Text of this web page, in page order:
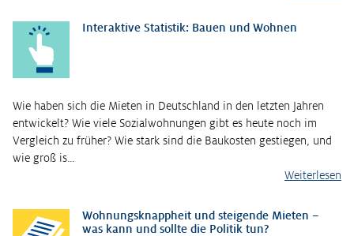
Interaktive Statistik: Bauen und Wohnen
Wie haben sich die Mieten in Deutschland in den letzten Jahren
entwickelt? Wie viele Sozialwohnungen gibt es heute noch im
Vergleich zu früher? Wie stark sind die Baukosten gestiegen, und
wie groß is…
Weiterlesen
Wohnungsknappheit und steigende Mieten –
was kann und sollte die Politik tun?